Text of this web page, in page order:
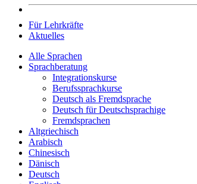
Für Lehrkräfte
Aktuelles
Alle Sprachen
Sprachberatung
Integrationskurse
Berufssprachkurse
Deutsch als Fremdsprache
Deutsch für Deutschsprachige
Fremdsprachen
Altgriechisch
Arabisch
Chinesisch
Dänisch
Deutsch